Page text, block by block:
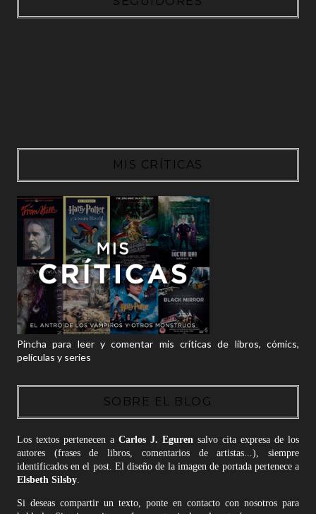
MIS CRÍTICAS
Pincha para leer y comentar mis críticas de libros, cómics,
películas y series
SOBRE EL BLOG
Los textos pertenecen a Carlos J. Egurensalvo cita expresa de los
autores (frases de libros, comentarios de artistas...), siempre
identificados en el post. El diseño de la imagen de portada pertenece a
Elsbeth Silsby.
Si deseas compartir un texto, ponte en contacto con nosotros para